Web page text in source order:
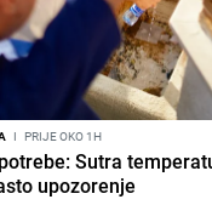
I PRIJE OKO 1H
Sutra
upozorenje